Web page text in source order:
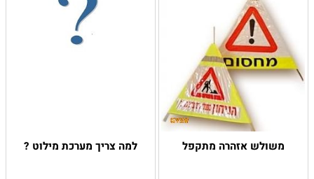
משולש אזהרה מתקפל למה צריך מערכת מילוט ?